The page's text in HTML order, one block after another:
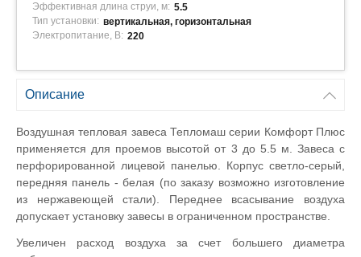
Эффективная длина струи, м: 5.5
Тип установки: вертикальная, горизонтальная
Электропитание, В: 220
Описание
Воздушная тепловая завеса Тепломаш серии Комфорт Плюс
применяется для проемов высотой от 3 до 5.5 м. Завеса с
перфорированной лицевой панелью. Корпус светло-серый,
передняя панель - белая (по заказу возможно изготовление
из нержавеющей стали). Переднее всасывание воздуха
допускает установку завесы в ограниченном пространстве.
Увеличен расход воздуха за счет большего диаметра